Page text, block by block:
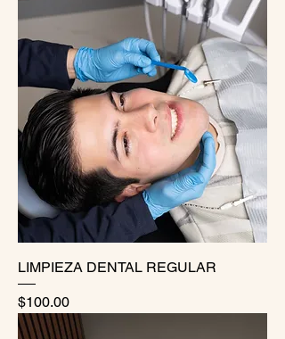
LIMPIEZA DENTAL REGULAR
Precio
$100.00